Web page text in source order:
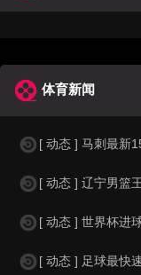
体育新闻
[ 动态 ] 马刺最新
[ 动态 ] 辽宁男篮王
[ 动态 ] 世界杯进球最
[ 动态 ] 足球最快速度,足